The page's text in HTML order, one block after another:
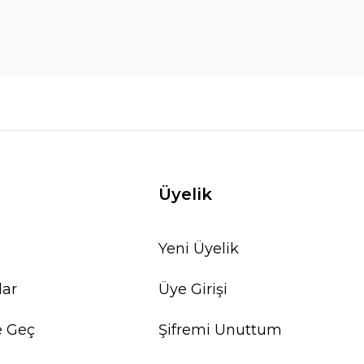
Geç
Üyelik
Yeni Üyelik
Üye Girişi
Şifremi Unuttum